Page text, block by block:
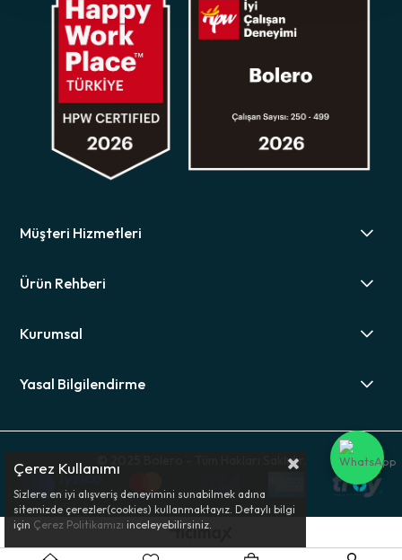
Müşteri Hizmetleri
Ürün Rehberi
Kurumsal
Yasal Bilgilendirme
© 2025 Bolero - Tüm Hakları Saklıdır.
Çerez Kullanımı
Sizlere en iyi alışveriş deneyimini sunabilmek adına
sitemizde çerezler(cookies) kullanmaktayız. Detaylı bilgi
için Çerez Politikamızı inceleyebilirsiniz.